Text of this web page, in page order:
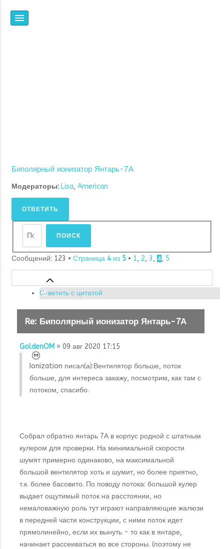
Биполярный ионизатор Янтарь-7А
Модераторы: Lisa, American
ОТВЕТИТЬ
Сообщений: 123 • Страница 4из 5 • 1, 2, 3, 4, 5
Ответить с цитатой
Re: Биполярный ионизатор Янтарь-7А
GoldenOM » 09 авг 2020 17:15
Ionization писал(а):Вентилятор больше, поток
больше, для интереса закажу, посмотрим, как там с
потоком, спасибо.
Собрал обратно янтарь 7А в корпус родной с штатным
кулером для проверки. На минимальной скорости
шумят примерно одинаково, на максимальной
большой вентилятор хоть и шумит, но более приятно,
т.к. более басовито. По поводу потока: большой кулер
выдает ощутимый поток на расстоянии, но
немаловажную роль тут играют направляющие жалюзи
в передней части конструкции, с ними поток идет
прямолинейно, если их вынуть - то как в янтаре,
начинает рассеиваться во все стороны. (поэтому не